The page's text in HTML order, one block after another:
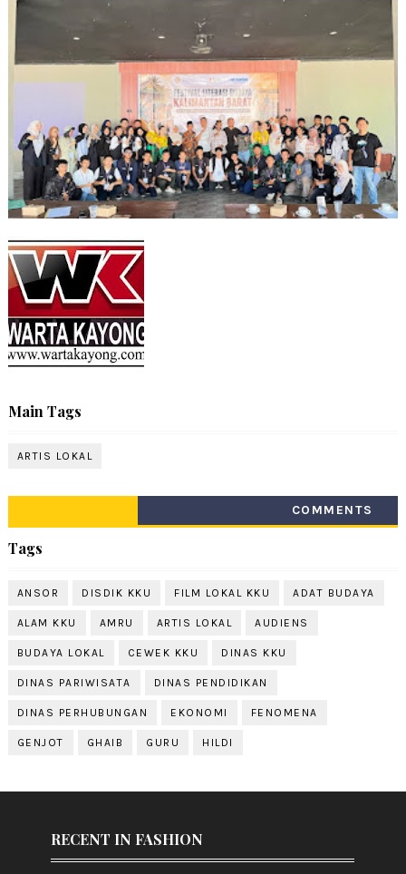
Main Tags
ARTIS LOKAL
COMMENTS
Tags
ANSOR DISDIK KKU FILM LOKAL KKU ADAT BUDAYA
ALAM KKU AMRU ARTIS LOKAL AUDIENS
BUDAYA LOKAL CEWEK KKU DINAS KKU
DINAS PARIWISATA DINAS PENDIDIKAN
DINAS PERHUBUNGAN EKONOMI FENOMENA
GENJOT GHAIB GURU HILDI
RECENT IN FASHION